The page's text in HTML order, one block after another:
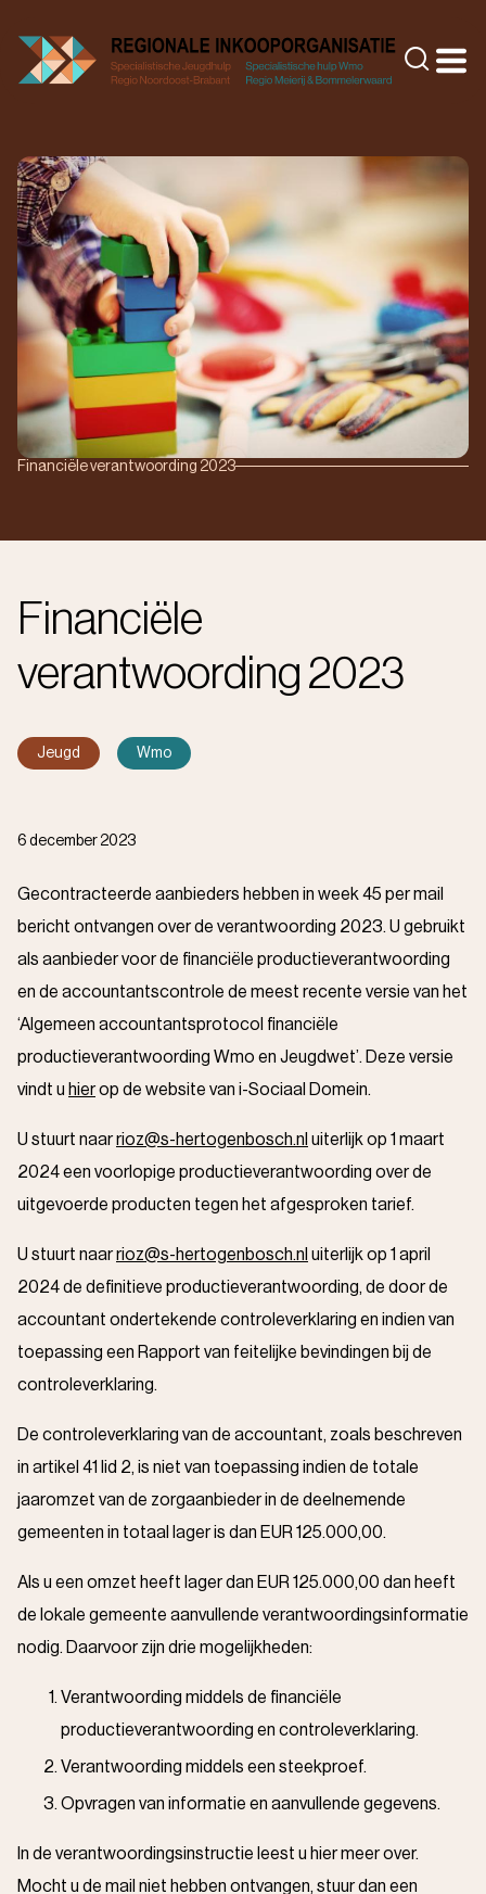
naar
inhoud
Financiële verantwoording 2023
Financiële
verantwoording 2023
Jeugd Wmo
6 december 2023
Gecontracteerde aanbieders hebben in week 45 per mail
bericht ontvangen over de verantwoording 2023. U gebruikt
als aanbieder voor de financiële productieverantwoording
en de accountantscontrole de meest recente versie van het
‘Algemeen accountantsprotocol financiële
productieverantwoording Wmo en Jeugdwet’. Deze versie
vindt u hierop de website van i-Sociaal Domein.
U stuurt naarrioz@s-hertogenbosch.nl uiterlijk op 1 maart
2024 een voorlopige productieverantwoording over de
uitgevoerde producten tegen het afgesproken tarief.
U stuurt naarrioz@s-hertogenbosch.nl uiterlijk op 1 april
2024 de definitieve productieverantwoording, de door de
accountant ondertekende controleverklaring en indien van
toepassing een Rapport van feitelijke bevindingen bij de
controleverklaring.
De controleverklaring van de accountant, zoals beschreven
in artikel 41 lid 2, is niet van toepassing indien de totale
jaaromzet van de zorgaanbieder in de deelnemende
gemeenten in totaal lager is dan EUR 125.000,00.
Als u een omzet heeft lager dan EUR 125.000,00 dan heeft
de lokale gemeente aanvullende verantwoordingsinformatie
nodig. Daarvoor zijn drie mogelijkheden:
Verantwoording middels de financiële
productieverantwoording en controleverklaring.
Verantwoording middels een steekproef.
Opvragen van informatie en aanvullende gegevens.
In de verantwoordingsinstructie leest u hier meer over.
Mocht u de mail niet hebben ontvangen, stuur dan een